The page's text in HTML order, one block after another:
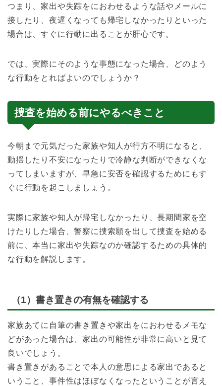
つまり、家出や失踪をにおわせるような話やメールに
接したり、夜遅くなっても帰宅しなかったりといった
場合は、すぐに行動に出ることが肝心です。
では、実際にそのような事態になった場合、どのよう
な行動をとればよいのでしょうか？
捜査を始める前にやるべきこと
今朝まで元気だった家族や知人が行方不明になると、
動揺したり不安になったりで冷静な判断ができなくな
ってしまいますが、早急に安否を確認するためにもす
ぐに行動を起こしましょう。
実際に家族や知人が帰宅しなかったり、長期間家を空
けたりした場合、警察に捜索願を出して捜査を始める
前に、本当に家出や失踪なのか確認するための具体的
な行動を解説します。
（1）書き置きの有無を確認する
家族あてに自筆の書き置きや家出をにおわせるメモな
どがあった場合は、家出の可能性が非常に高いと見て
良いでしょう。
書き置きがあることで本人の意思による家出であると
いうこと、事件性はほぼなくなったということが言え